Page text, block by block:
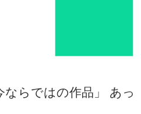
ならではの作品」 あっ